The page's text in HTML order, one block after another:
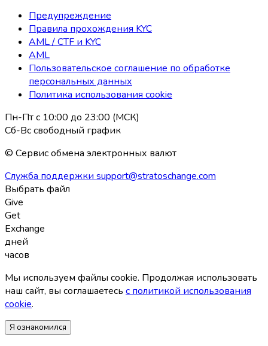
Предупреждение
Правила прохождения KYC
AML / CTF и KYC
AML
Пользовательское соглашение по обработке
персональных данных
Политика использования coоkie
Пн-Пт с 10:00 до 23:00 (МСК)
Сб-Вс свободный график
© Сервис обмена электронных валют
Служба поддержки support@stratoschange.com
Выбрать файл
Give
Get
Exchange
дней
часов
Мы используем файлы coоkie. Продолжая использовать
наш сайт, вы соглашаетесь с политикой использования
coоkie.